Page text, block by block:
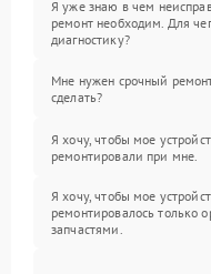
Я уже знаю в чем
ремонт необходим. Для
диагностику?
Мне нужен срочный
сделать?
Я хочу, чтобы мое
ремонтировали при мне.
Я хочу, чтобы мое
ремонтировалось только
запчастями.